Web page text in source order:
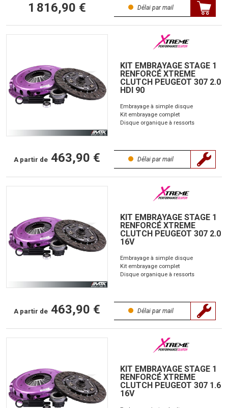
1 816,90 € Délai par mail
KIT EMBRAYAGE STAGE 1
RENFORCÉ XTREME
CLUTCH PEUGEOT 307 2.0
HDI 90
Embrayage à simple disque
Kit embrayage complet
Disque organique à ressorts
A partir de 463,90 € Délai par mail
KIT EMBRAYAGE STAGE 1
RENFORCÉ XTREME
CLUTCH PEUGEOT 307 2.0
16V
Embrayage à simple disque
Kit embrayage complet
Disque organique à ressorts
A partir de 463,90 € Délai par mail
KIT EMBRAYAGE STAGE 1
RENFORCÉ XTREME
CLUTCH PEUGEOT 307 1.6
16V